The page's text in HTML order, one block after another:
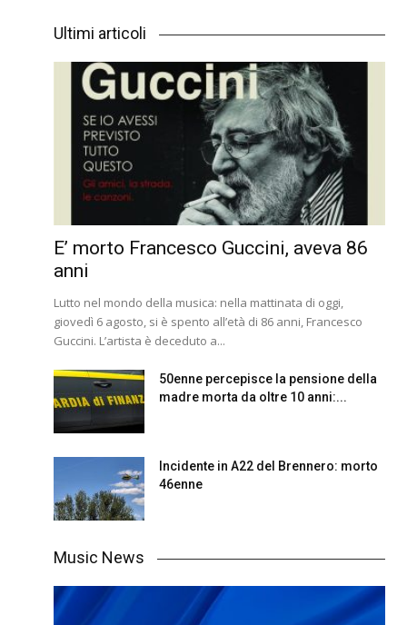
Ultimi articoli
E’ morto Francesco Guccini, aveva 86
anni
Lutto nel mondo della musica: nella mattinata di oggi,
giovedì 6 agosto, si è spento all’età di 86 anni, Francesco
Guccini. L’artista è deceduto a...
50enne percepisce la pensione della
madre morta da oltre 10 anni:...
Incidente in A22 del Brennero: morto
46enne
Music News